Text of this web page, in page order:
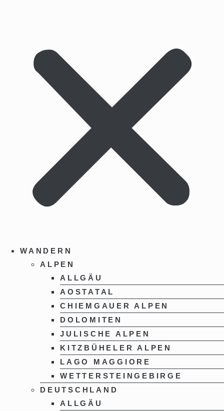
WANDERN
ALPEN
ALLGÄU
AOSTATAL
CHIEMGAUER ALPEN
DOLOMITEN
JULISCHE ALPEN
KITZBÜHELER ALPEN
LAGO MAGGIORE
WETTERSTEINGEBIRGE
DEUTSCHLAND
ALLGÄU